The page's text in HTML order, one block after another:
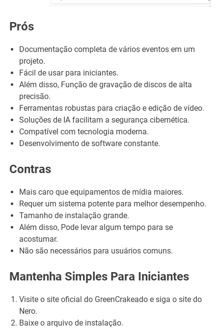
Prós
Documentação completa de vários eventos em um
projeto.
Fácil de usar para iniciantes.
Além disso, Função de gravação de discos de alta
precisão.
Ferramentas robustas para criação e edição de vídeo.
Soluções de IA facilitam a segurança cibernética.
Compatível com tecnologia moderna.
Desenvolvimento de software constante.
Contras
Mais caro que equipamentos de mídia maiores.
Requer um sistema potente para melhor desempenho.
Tamanho de instalação grande.
Além disso, Pode levar algum tempo para se
acostumar.
Não são necessários para usuários comuns.
Mantenha Simples Para Iniciantes
Visite o site oficial do GreenCrakeado e siga o site do
Nero.
Baixe o arquivo de instalação.